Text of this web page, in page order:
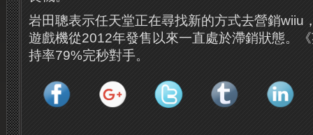
岩田聰表示任天堂正在尋找新的方式去營銷wiiu
遊戲機從2012年發售以來一直處於滯銷狀態。
持率79%完秒對手。